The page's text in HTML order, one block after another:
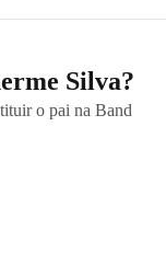
Silva?
o pai na Band